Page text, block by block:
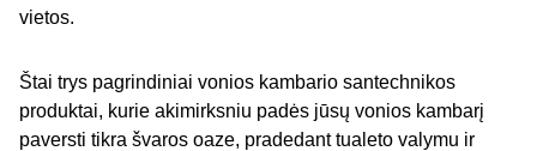
vietos.
Štai trys pagrindiniai vonios kambario santechnikos
produktai, kurie akimirksniu padės jūsų vonios kambarį
paversti tikra švaros oaze, pradedant tualeto valymu ir